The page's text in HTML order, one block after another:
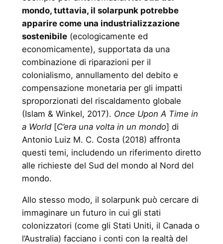
mondo, tuttavia, il solarpunk potrebbe
apparire come una industrializzazione
sostenibile(ecologicamente ed
economicamente), supportata da una
combinazione di riparazioni per il
colonialismo, annullamento del debito e
compensazione monetaria per gli impatti
sproporzionati del riscaldamento globale
(Islam & Winkel, 2017). Once Upon A Time in
a World [C’era una volta in un mondo] di
Antonio Luiz M. C. Costa (2018) affronta
questi temi, includendo un riferimento diretto
alle richieste del Sud del mondo al Nord del
mondo.
Allo stesso modo, il solarpunk può cercare di
immaginare un futuro in cui gli stati
colonizzatori (come gli Stati Uniti, il Canada o
l’Australia) facciano i conti con la realtà del